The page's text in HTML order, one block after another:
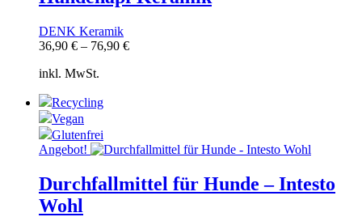
DENK Keramik
36,90 € – 76,90 €
inkl. MwSt.
Recycling
Vegan
Glutenfrei
Angebot!
Durchfallmittel für Hunde – Intesto
Wohl